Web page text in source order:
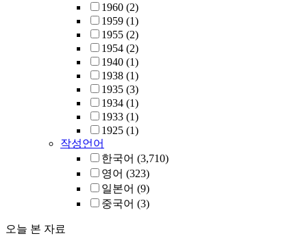
1960 (2)
1959 (1)
1955 (2)
1954 (2)
1940 (1)
1938 (1)
1935 (3)
1934 (1)
1933 (1)
1925 (1)
작성언어
한국어 (3,710)
영어 (323)
일본어 (9)
중국어 (3)
오늘 본 자료